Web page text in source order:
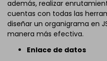
además, realizar
cuentas con todas las
diseñar un organigrama en
manera más efectiva.
Enlace de datos